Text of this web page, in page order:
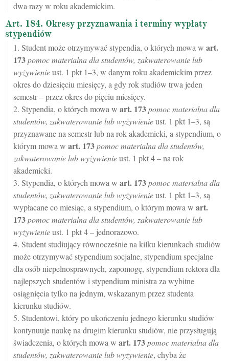
dwa razy w roku akademickim.
Art. 184. Okresy przyznawania i terminy wypłaty
stypendiów
1. Student może otrzymywać stypendia, o których mowa w art.
173pomoc materialna dla studentów, zakwaterowanie lub
wyżywienieust. 1 pkt 1–3, w danym roku akademickim przez
okres do dziesięciu miesięcy, a gdy rok studiów trwa jeden
semestr – przez okres do pięciu miesięcy.
2. Stypendia, o których mowa w art. 173pomoc materialna dla
studentów, zakwaterowanie lub wyżywienieust. 1 pkt 1–3, są
przyznawane na semestr lub na rok akademicki, a stypendium, o
którym mowa w art. 173pomoc materialna dla studentów,
zakwaterowanie lub wyżywienieust. 1 pkt 4 – na rok
akademicki.
3. Stypendia, o których mowa w art. 173pomoc materialna dla
studentów, zakwaterowanie lub wyżywienieust. 1 pkt 1–3, są
wypłacane co miesiąc, a stypendium, o którym mowa w art.
173pomoc materialna dla studentów, zakwaterowanie lub
wyżywienieust. 1 pkt 4 – jednorazowo.
4. Student studiujący równocześnie na kilku kierunkach studiów
może otrzymywać stypendium socjalne, stypendium specjalne
dla osób niepełnosprawnych, zapomogę, stypendium rektora dla
najlepszych studentów i stypendium ministra za wybitne
osiągnięcia tylko na jednym, wskazanym przez studenta
kierunku studiów.
5. Studentowi, który po ukończeniu jednego kierunku studiów
kontynuuje naukę na drugim kierunku studiów, nie przysługują
świadczenia, o których mowa w art. 173pomoc materialna dla
studentów, zakwaterowanie lub wyżywienie, chyba że